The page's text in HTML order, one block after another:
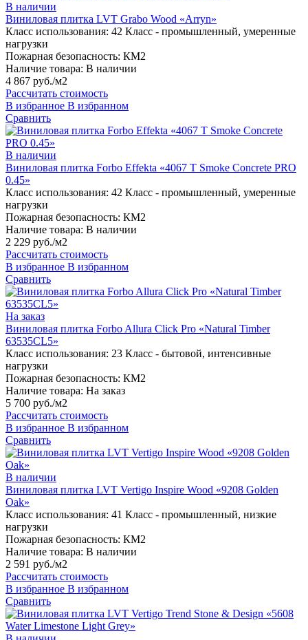
В наличии
Виниловая плитка LVT Grabo Wood «Arryn»
Класс использования: 42 Класс - промышленный, умеренные
нагрузки
Пожарная безопасность: КМ2
Наличие товара: В наличии
4 867 руб./м2
Рассчитать стоимость
В избранное В избранном
Сравнить
В наличии
Виниловая плитка Forbo Effekta «4067 T Smoke Concrete PRO
0.45»
Класс использования: 42 Класс - промышленный, умеренные
нагрузки
Пожарная безопасность: КМ2
Наличие товара: В наличии
2 229 руб./м2
Рассчитать стоимость
В избранное В избранном
Сравнить
На заказ
Виниловая плитка Forbo Allura Click Pro «Natural Timber
63535CL5»
Класс использования: 23 Класс - бытовой, интенсивные
нагрузки
Пожарная безопасность: КМ2
Наличие товара: На заказ
5 700 руб./м2
Рассчитать стоимость
В избранное В избранном
Сравнить
В наличии
Виниловая плитка LVT Vertigo Inspire Wood «9208 Golden
Oak»
Класс использования: 41 Класс - промышленный, низкие
нагрузки
Пожарная безопасность: КМ2
Наличие товара: В наличии
2 591 руб./м2
Рассчитать стоимость
В избранное В избранном
Сравнить